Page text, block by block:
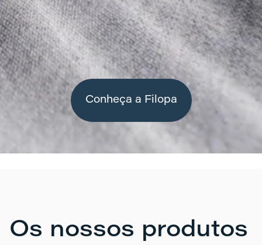
Conheça a Filopa
Os nossos produtos